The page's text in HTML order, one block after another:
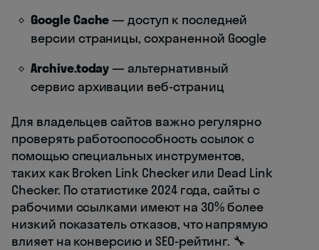
Google Cache — доступ к последней
версии страницы, сохраненной Google
Archive.today — альтернативный
сервис архивации веб-страниц
Для владельцев сайтов важно регулярно
проверять работоспособность ссылок с
помощью специальных инструментов,
таких как Broken Link Checker или Dead Link
Checker. По статистике 2024 года, сайты с
рабочими ссылками имеют на 30% более
низкий показатель отказов, что напрямую
влияет на конверсию и SEO-рейтинг. 🔧